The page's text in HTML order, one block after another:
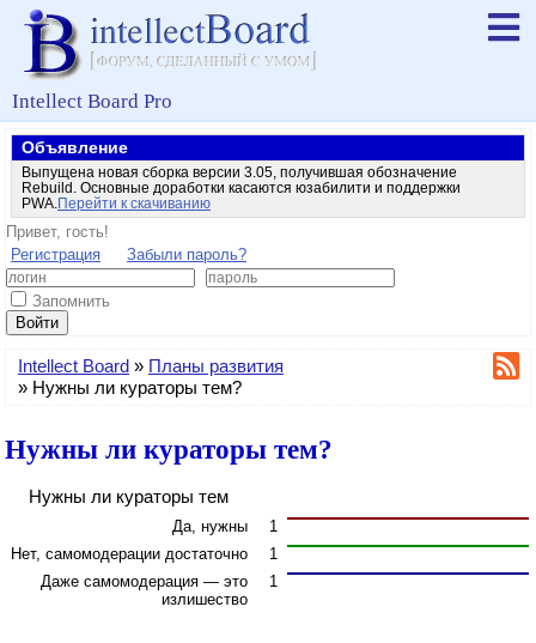
Intellect Board Pro
Объявление
Выпущена новая сборка версии 3.05, получившая обозначение
Rebuild. Основные доработки касаются юзабилити и поддержки
PWA. Перейти к скачиванию
Привет, гость!
Регистрация
Забыли пароль?
Запомнить
Войти
Intellect Board » Планы развития
» Нужны ли кураторы тем?
Нужны ли кураторы тем?
Нужны ли кураторы тем
Да, нужны
1
Нет, самомодерации достаточно
1
Даже самомодерация — это
излишество
1